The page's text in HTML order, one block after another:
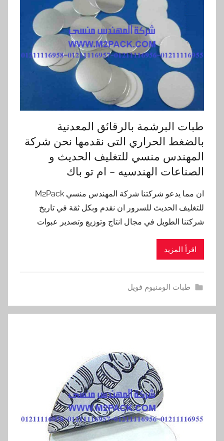
طبات البرشمة بالرقائق المعدنية
بالضغط الحراري التى نقدمها نحن شركة
المهندس منسي للتغليف الحديث و
الصناعات الهندسيه – ام تو باك
ان مما يدعو شركتنا شركة المهندس منسي M2Pack
للتغليف الحديث للسرور ان نقدم وبكل ثقة في تاريخ
شركتنا الطويل في مجال انتاج وتوزيع وتصدير عبوات
اقرأ المزيد
طبات الومنيوم فويل